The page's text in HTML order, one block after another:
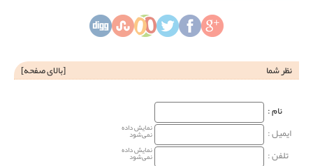
نظر شما [بالای صفحه]
نام‌ :
ایمیل :
نمایش داده
نمی‌شود
تلفن : نمایش داده
نمی‌شود